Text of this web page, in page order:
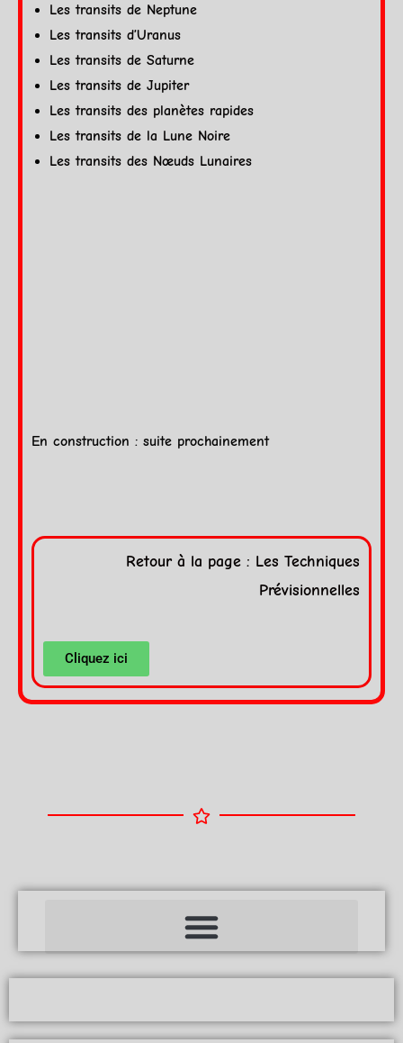
Les transits de Neptune
Les transits d’Uranus
Les transits de Saturne
Les transits de Jupiter
Les transits des planètes rapides
Les transits de la Lune Noire
Les transits des Nœuds Lunaires
En construction : suite prochainement
Retour à la page : Les Techniques
Prévisionnelles
Cliquez ici